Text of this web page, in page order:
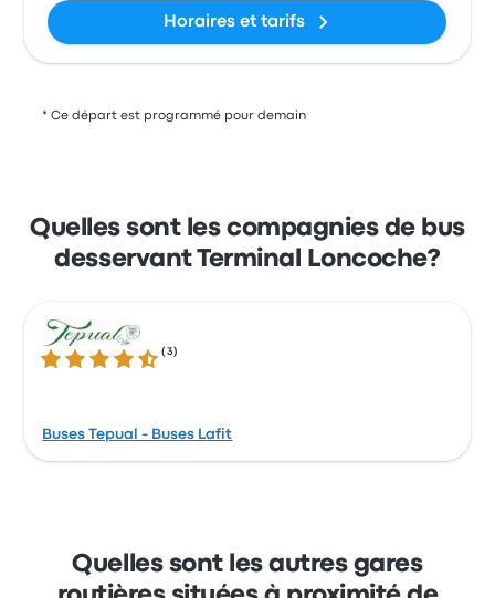
Horaires et tarifs
* Ce départ est programmé pour demain
Quelles sont les compagnies de bus
desservant Terminal Loncoche?
4.6 sur 5 étoiles(3)
Buses Tepual - Buses Lafit
Quelles sont les autres gares